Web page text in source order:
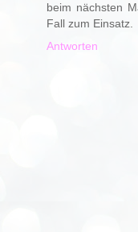
beim nächsten
Fall zum Einsatz.
Antworten